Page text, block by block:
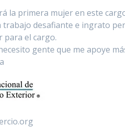
la primera mujer en este
trabajo desafiante e ingrato
para el cargo.
gente que me apoye